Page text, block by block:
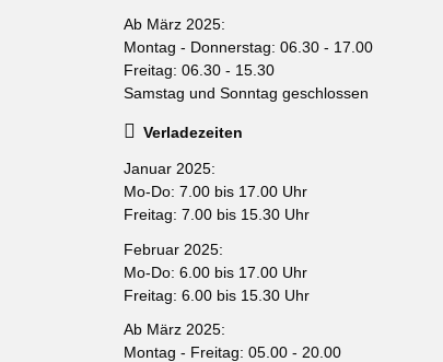
Ab März 2025:
Montag - Donnerstag: 06.30 - 17.00
Freitag: 06.30 - 15.30
Samstag und Sonntag geschlossen
Verladezeiten
Januar 2025:
Mo-Do: 7.00 bis 17.00 Uhr
Freitag: 7.00 bis 15.30 Uhr
Februar 2025:
Mo-Do: 6.00 bis 17.00 Uhr
Freitag: 6.00 bis 15.30 Uhr
Ab März 2025:
Montag - Freitag: 05.00 - 20.00